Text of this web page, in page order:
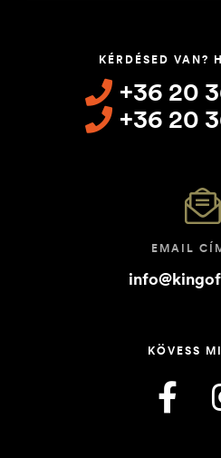
KÉRDÉSED VAN?
+36 20
+36 20
EMAIL
KÖVESS